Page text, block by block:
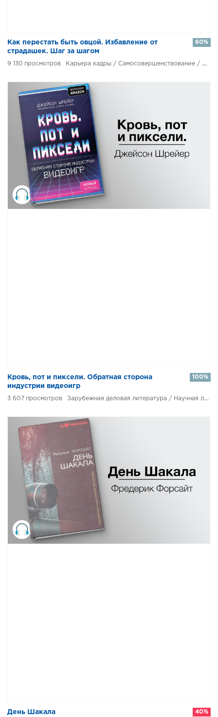
Как перестать быть овцой. Избавление от
страдашек. Шаг за шагом
9 130 Карьера кадры / Самосовершенствование / Эротическая литература
60%
Кровь, пот и пиксели. Обратная сторона
индустрии видеоигр
3 607 Зарубежная деловая литература / Научная литература
100%
День Шакала 40%